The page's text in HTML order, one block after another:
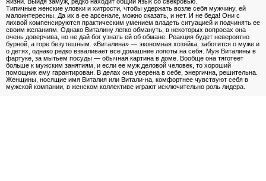
Типичные женские уловки и хитрости, чтобы удержать возле себя мужчину, ей
малоинтересны. Да их в ее арсенале, можно сказать, и нет. И не беда! Они с
лихвой компенсируются практическим умением владеть ситуацией и подчинять ее
своим желаниям. Однако Виталину легко обмануть, в некоторых вопросах она
очень доверчива, но не дай бог узнать ей об обмане. Реакция будет невероятно
бурной, а горе безутешным. «Виталина» — экономная хозяйка, заботится о муже и
о детях, однако редко взваливает все домашние лопоты на себя. Муж Виталины в
фартуке, за мытьем посуды — обычная картина в доме. Вообще она тяготеет
больше к мужским занятиям, и если ее муж деловой человек, то хороший
помощник ему гарантирован. В делах она уверена в себе, энергична, решительна.
Женщины, носящие имя Виталия или Витали-на, комфортнее чувствуют себя в
мужской компании, в женском коллективе играют исключительно роль лидера.